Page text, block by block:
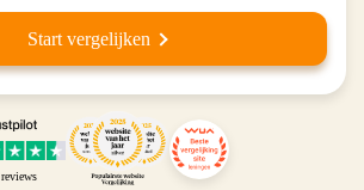
Start vergelijken
reviews